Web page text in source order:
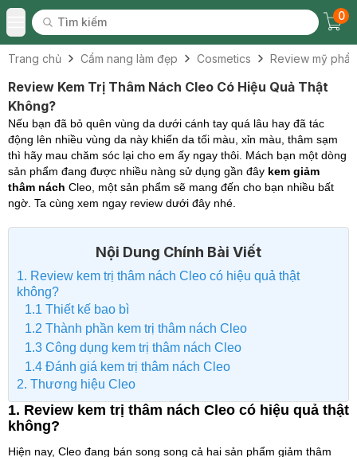
Toggle Menu
Tìm kiếm
Tìm kiếm
0
Trang chủ Cẩm nang làm đẹp Cosmetics Review mỹ
Review Kem Trị Thâm Nách Cleo Có Hiệu Quả Thật
Không?
Nếu bạn đã bỏ quên vùng da dưới cánh tay quá lâu hay đã tác
động lên nhiều vùng da này khiến da tối màu, xỉn màu, thâm sạm
thì hãy mau chăm sóc lại cho em ấy ngay thôi. Mách bạn một dòng
sản phẩm đang được nhiều nàng sử dụng gần đây kem giảm
thâm nách Cleo, một sản phẩm sẽ mang đến cho bạn nhiều bất
ngờ. Ta cùng xem ngay review dưới đây nhé.
Nội Dung Chính Bài Viết
1. Review kem trị thâm nách Cleo có hiệu quả thật
không?
1.1 Thiết kế bao bì
1.2 Thành phần kem trị thâm nách Cleo
1.3 Công dụng kem trị thâm nách Cleo
1.4 Đánh giá kem trị thâm nách Cleo
2. Thương hiệu Cleo
1. Review kem trị thâm nách Cleo có hiệu quả thật
không?
Hiện nay, Cleo đang bán song song cả hai sản phẩm giảm thâm